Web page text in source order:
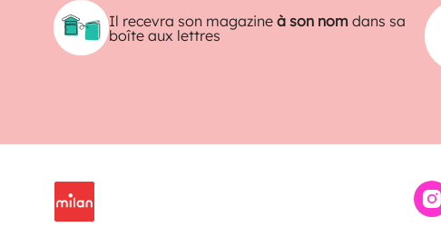
Il recevra son magazineà son nom dans sa
boîte aux lettres